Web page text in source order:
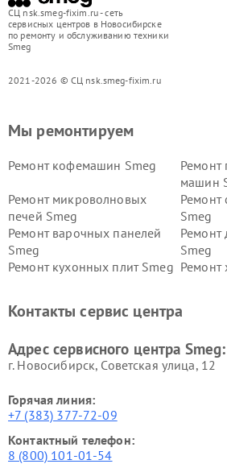
СЦ nsk.smeg-fixim.ru - сеть
сервисных центров в Новосибирске
по ремонту и обслуживанию техники
Smeg
2021-2026 © СЦ nsk.smeg-fixim.ru
Мы ремонтируем
Ремонт кофемашин Smeg
Ремонт
машин
Ремонт микроволновых
печей Smeg
Ремонт
Smeg
Ремонт варочных панелей
Smeg
Smeg
Ремонт кухонных плит Smeg Ремонт
Контакты сервис центра
Адрес сервисного центра Smeg:
г. Новосибирск, Советская улица, 12
Горячая линия:
+7 (383) 377-72-09
Контактный телефон:
8 (800) 101-01-54